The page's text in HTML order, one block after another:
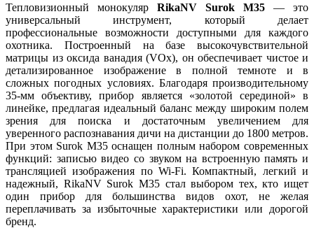
Тепловизионный монокуляр
RikaNV Surok M35
— это
универсальный инструмент, который делает
профессиональные возможности доступными для каждого
охотника. Построенный на базе высокочувствительной
матрицы из оксида ванадия (VOx), он обеспечивает чистое и
детализированное изображение в полной темноте и в
сложных погодных условиях. Благодаря производительному
35-мм объективу, прибор является «золотой серединой» в
линейке, предлагая идеальный баланс между широким полем
зрения для поиска и достаточным увеличением для
уверенного распознавания дичи на дистанции до 1800 метров.
При этом Surok M35 оснащен полным набором современных
функций: записью видео со звуком на встроенную память и
трансляцией изображения по Wi-Fi. Компактный, легкий и
надежный, RikaNV Surok M35 стал выбором тех, кто ищет
один прибор для большинства видов охот, не желая
переплачивать за избыточные характеристики или дорогой
бренд.